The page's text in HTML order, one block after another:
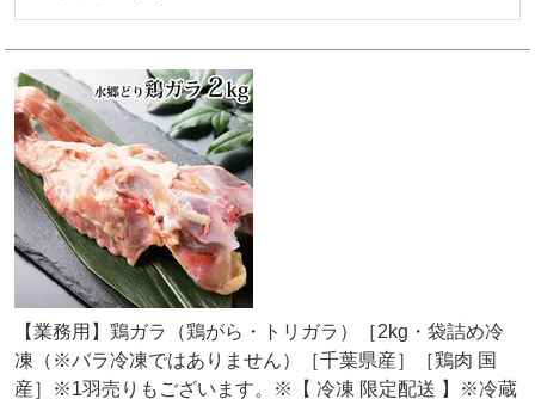
【業務用】鶏ガラ（鶏がら・トリガラ）［2kg・袋詰め冷
凍（※バラ冷凍ではありません）［千葉県産］［鶏肉 国
産］※1羽売りもございます。※【 冷凍 限定配送 】※冷蔵